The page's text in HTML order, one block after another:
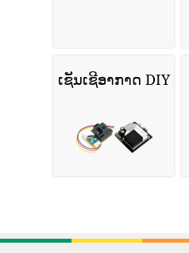
ເຊັນເຊີອາກາດ DIY